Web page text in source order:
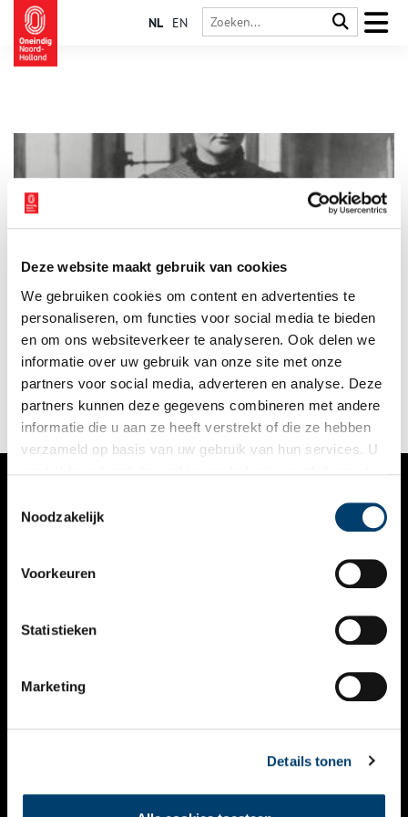
Deze website maakt gebruik van cookies
We gebruiken cookies om content en advertenties te
personaliseren, om functies voor social media te bieden
en om ons websiteverkeer te analyseren. Ook delen we
informatie over uw gebruik van onze site met onze
partners voor social media, adverteren en analyse. Deze
partners kunnen deze gegevens combineren met andere
informatie die u aan ze heeft verstrekt of die ze hebben
verzameld op basis van uw gebruik van hun services. U
Noodzakelijk
Voorkeuren
Statistieken
Marketing
Details tonen
NL EN
Marie Curie was één van die vrouwen waarvan je je afvraagt,
hoe kreeg ze het toch allemaal voor elkaar? Twee Nobelprijzen
op zak, twee dochters gebaard (waarvan er ééntje ook weer
een Nobelprijs won), en zelfs op latere leeftijd liep ze er nog
altijd stralend bij.
VERHALEN
KALENDER
THEMA’S
VIDEO’S
CONTACT